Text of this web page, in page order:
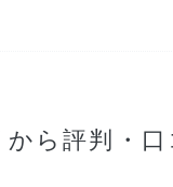
から評判・